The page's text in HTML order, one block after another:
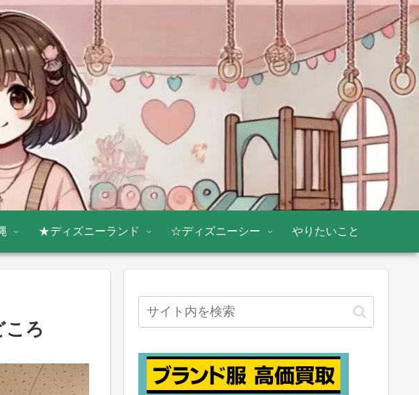
★ディズニーランド ☆ディズニーシー やりたいこと
ころ